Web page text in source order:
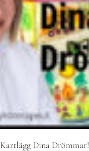
Kartlägg Dina Drömmar!